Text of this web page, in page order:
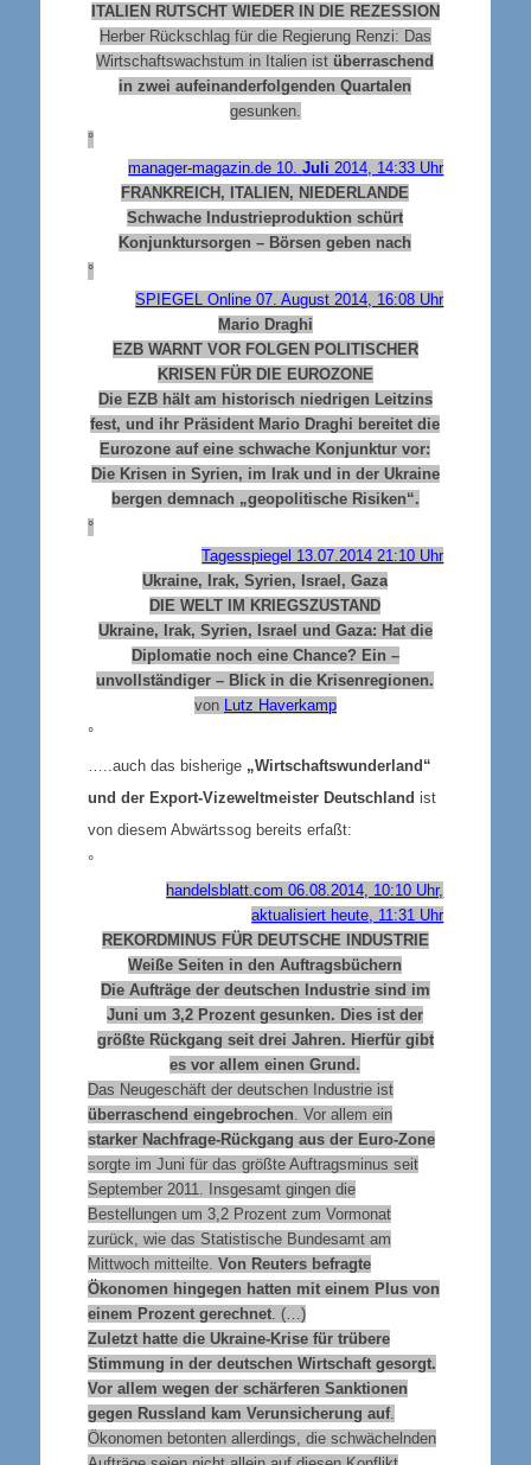
ITALIEN RUTSCHT WIEDER IN DIE REZESSION
Herber Rückschlag für die Regierung Renzi: Das
Wirtschaftswachstum in Italien istüberraschend
in zwei aufeinanderfolgenden Quartalen
gesunken.
°
manager-magazin.de 10.Juli 2014, 14:33 Uhr
FRANKREICH, ITALIEN, NIEDERLANDE
Schwache Industrieproduktion schürt
Konjunktursorgen – Börsen geben nach
°
SPIEGEL Online 07. August 2014, 16:08 Uhr
Mario Draghi
EZB WARNT VOR FOLGEN POLITISCHER
KRISEN FÜR DIE EUROZONE
Die EZB hält am historisch niedrigen Leitzins
fest, und ihr Präsident Mario Draghi bereitet die
Eurozone auf eine schwache Konjunktur vor:
Die Krisen in Syrien, im Irak und in der Ukraine
bergen demnach „geopolitische Risiken“.
°
Tagesspiegel 13.07.2014 21:10 Uhr
Ukraine, Irak, Syrien, Israel, Gaza
DIE WELT IM KRIEGSZUSTAND
Ukraine, Irak, Syrien, Israel und Gaza: Hat die
Diplomatie noch eine Chance? Ein –
unvollständiger – Blick in die Krisenregionen.
von Lutz Haverkamp
°
…..auch das bisherige „Wirtschaftswunderland“
und der Export-Vizeweltmeister Deutschland ist
von diesem Abwärtssog bereits erfaßt:
°
handelsblatt.com 06.08.2014, 10:10 Uhr,
aktualisiert heute, 11:31 Uhr
REKORDMINUS FÜR DEUTSCHE INDUSTRIE
Weiße Seiten in den Auftragsbüchern
Die Aufträge der deutschen Industrie sind im
Juni um 3,2 Prozent gesunken. Dies ist der
größte Rückgang seit drei Jahren. Hierfür gibt
es vor allem einen Grund.
Das Neugeschäft der deutschen Industrie ist
überraschend eingebrochen . Vor allem ein
starker Nachfrage-Rückgang aus der Euro-Zone
sorgte im Juni für das größte Auftragsminus seit
September 2011. Insgesamt gingen die
Bestellungen um 3,2 Prozent zum Vormonat
zurück, wie das Statistische Bundesamt am
Mittwoch mitteilte. Von Reuters befragte
Ökonomen hingegen hatten mit einem Plus von
einem Prozent gerechnet. (…)
Zuletzt hatte die Ukraine-Krise für trübere
Stimmung in der deutschen Wirtschaft gesorgt.
Vor allem wegen der schärferen Sanktionen
gegen Russland kam Verunsicherung auf.
Ökonomen betonten allerdings, die schwächelnden